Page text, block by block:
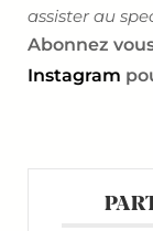
assister au
Abonnez
Instagram